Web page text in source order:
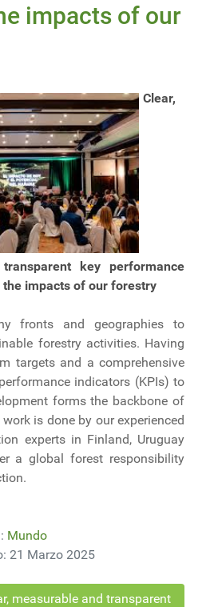
impacts of our
Clear,
key performance
impacts of our forestry
fronts and geographies to
forestry activities. Having
targets and a comprehensive
indicators (KPIs) to
forms the backbone of
is done by our experienced
experts in Finland, Uruguay
a global forest responsibility
Mundo
21 Marzo 2025
measurable and transparent